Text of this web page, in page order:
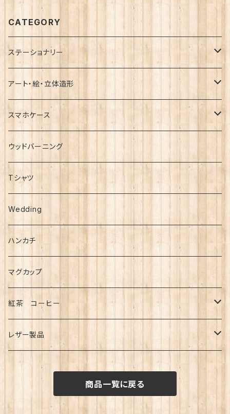
CATEGORY
ステーショナリー
レターセット
ポストカード
ラッピング袋・ポチ袋
メッセージカード
シール
メモ・ふせん
カレンダー
アート・絵・立体造形
小箱
ブローチ
招き猫
複製画
B4サイズ(大)
B5サイズ(小)
ミニ額入り複製画
スマホケース
ハードケース
手帳型ケース
ウッドバーニング
Tシャツ
Wedding
ハンカチ
マグカップ
紅茶 コーヒー
紅茶
コーヒー
レザー製品
キーホルダー
商品一覧に戻る